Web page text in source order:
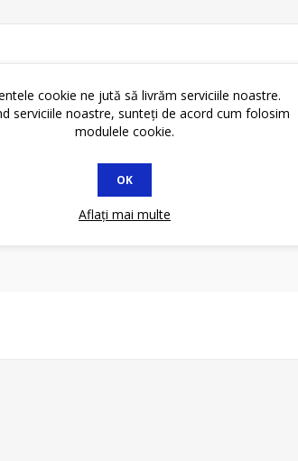
cookie ne jută să livrăm serviciile noastre.
serviciile noastre, sunteți de acord cum folosim
modulele cookie.
OK
Aflați mai multe